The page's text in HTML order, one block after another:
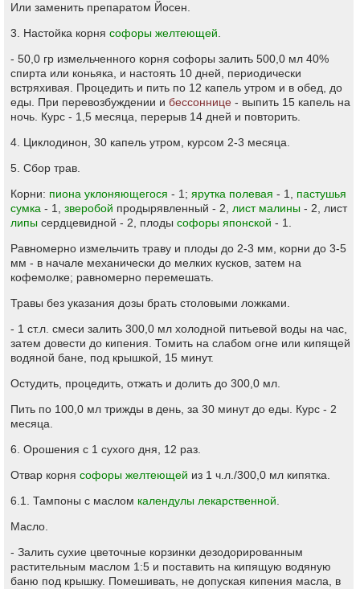
Или заменить препаратом Йосен.
3. Настойка корня софоры желтеющей
- 50,0 гр измельченного корня софоры залить 500,0 мл 40%
спирта или коньяка, и настоять 10 дней, периодически
встряхивая. Процедить и пить по 12 капель утром и в обед, до
еды. При перевозбуждении и бессоннице - выпить 15 капель на
ночь. Курс - 1,5 месяца, перерыв 14 дней и повторить.
4. Циклодинон, 30 капель утром, курсом 2-3 месяца.
5. Сбор трав.
Корни: пиона уклоняющегося - 1; ярутка полевая - 1, пастушья
сумка - 1, зверобой продырявленный - 2, лист малины - 2, лист
липы сердцевидной - 2, плоды софоры японской - 1.
Равномерно измельчить траву и плоды до 2-3 мм, корни до 3-5
мм - в начале механически до мелких кусков, затем на
кофемолке; равномерно перемешать.
Травы без указания дозы брать столовыми ложками.
- 1 ст.л. смеси залить 300,0 мл холодной питьевой воды на час,
затем довести до кипения. Томить на слабом огне или кипящей
водяной бане, под крышкой, 15 минут.
Остудить, процедить, отжать и долить до 300,0 мл.
Пить по 100,0 мл трижды в день, за 30 минут до еды. Курс - 2
месяца.
6. Орошения с 1 сухого дня, 12 раз.
Отвар корня софоры желтеющей из 1 ч.л./300,0 мл кипятка.
6.1. Тампоны с маслом календулы лекарственной
Масло.
- Залить сухие цветочные корзинки дезодорированным
растительным маслом 1:5 и поставить на кипящую водяную
баню под крышку. Помешивать, не допуская кипения масла, в